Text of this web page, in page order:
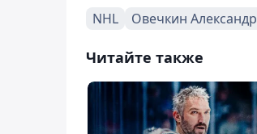
NHL Овечкин Александр
Читайте также